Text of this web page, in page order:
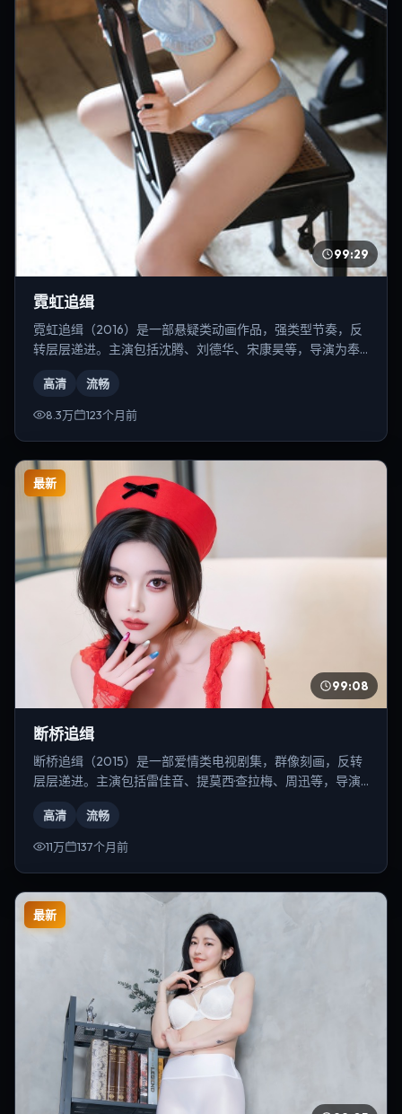
99:29
霓虹追缉
霓虹追缉（2016）是一部悬疑类动画作品，强类型节奏，反
转层层递进。主演包括沈腾、刘德华、宋康昊等，导演为奉
高清 流畅
8.3万 123个月前
最新
99:08
断桥追缉
断桥追缉（2015）是一部爱情类电视剧集，群像刻画，反转
层层递进。主演包括雷佳音、提莫西·查拉梅、周迅等，导演
高清 流畅
11万 137个月前
最新